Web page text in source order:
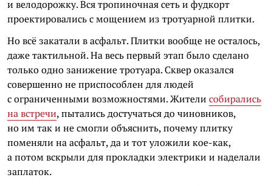
и велодорожку. Вся тропиночная сеть и фудкорт
проектировались с мощением из тротуарной плитки.
Но всё закатали в асфальт. Плитки вообще не осталось,
даже тактильной. На весь первый этап было сделано
только одно занижение тротуара. Сквер оказался
совершенно не приспособлен для людей
с ограниченными возможностями. Жители собирались
на встречи, пытались достучаться до чиновников,
но им так и не смогли объяснить, почему плитку
поменяли на асфальт, да и тот уложили кое-как,
а потом вскрыли для прокладки электрики и наделали
заплаток.